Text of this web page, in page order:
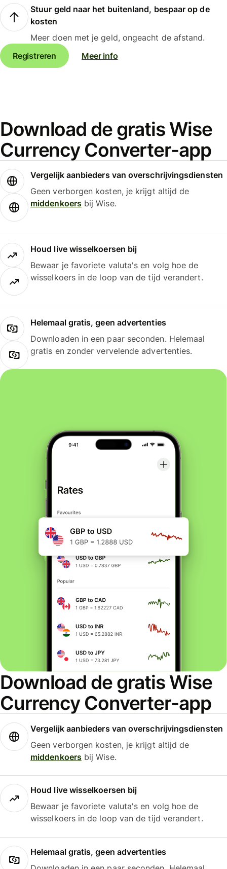
Stuur geld naar het buitenland, bespaar op de
kosten
Meer doen met je geld, ongeacht de afstand.
Registreren
Meer info
Download de gratis Wise
Currency Converter-app
Vergelijk aanbieders van overschrijvingsdiensten
Geen verborgen kosten, je krijgt altijd de
middenkoersbij Wise.
Houd live wisselkoersen bij
Bewaar je favoriete valuta's en volg hoe de
wisselkoers in de loop van de tijd verandert.
Helemaal gratis, geen advertenties
Downloaden in een paar seconden. Helemaal
gratis en zonder vervelende advertenties.
Download de gratis Wise
Currency Converter-app
Vergelijk aanbieders van overschrijvingsdiensten
Geen verborgen kosten, je krijgt altijd de
middenkoersbij Wise.
Houd live wisselkoersen bij
Bewaar je favoriete valuta's en volg hoe de
wisselkoers in de loop van de tijd verandert.
Helemaal gratis, geen advertenties